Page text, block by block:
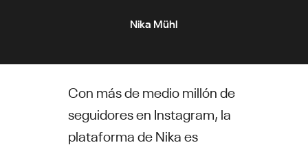
Nika Mühl
Con más de medio millón de
seguidores en Instagram, la
plataforma de Nika es